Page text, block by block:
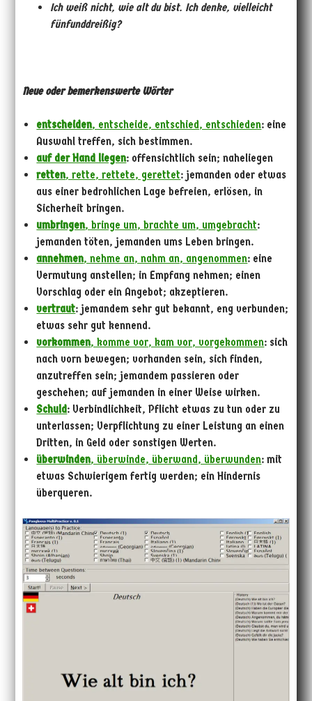
Ich weißnicht, wie alt du bist. Ich denke, vielleicht
fünfunddreißig?
Neue oder bemerkenswerte Wörter
entscheiden, entscheide, entschied, entschieden: eine
Auswahl treffen, sich bestimmen.
auf der Hand liegen: offensichtlich sein; naheliegen
retten, rette, rettete, gerettet: jemanden oder etwas
aus einer bedrohlichen Lage befreien, erlösen, in
Sicherheit bringen.
umbringen, bringe um, brachte um, umgebracht:
jemanden töten, jemanden ums Leben bringen.
annehmen, nehme an, nahm an, angenommen: eine
Vermutung anstellen; in Empfang nehmen; einen
Vorschlag oder ein Angebot; akzeptieren.
vertraut: jemandem sehr gut bekannt, eng verbunden;
etwas sehr gut kennend.
vorkommen, komme vor, kam vor, vorgekommen: sich
nach vorn bewegen; vorhanden sein, sich finden,
anzutreffen sein; jemandem passieren oder
geschehen; auf jemanden in einer Weise wirken.
Schuld: Verbindlichkeit, Pflicht etwas zu tun oder zu
unterlassen; Verpflichtung zu einer Leistung an einen
Dritten, in Geld oder sonstigen Werten.
überwinden, überwinde, überwand, überwunden: mit
etwas Schwierigem fertig werden; ein Hindernis
überqueren.